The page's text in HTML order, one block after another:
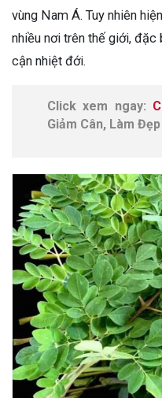
vùng Nam Á. Tuy nhiên
nhiều nơi trên thế giới,
cận nhiệt đới.
Click xem ngay:
Giảm Cân, Làm Đẹp